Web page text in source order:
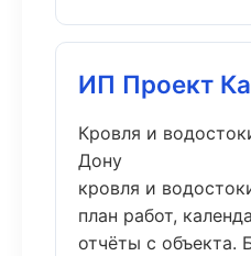
ИП Проект
Кровля и
Дону
кровля и
план работ,
отчёты с объекта.